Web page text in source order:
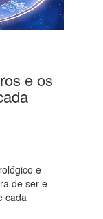
e os
e
de ser e
cada